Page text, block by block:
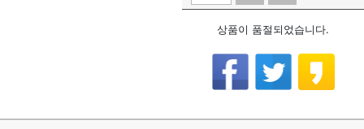
상품이 품절되었습니다.